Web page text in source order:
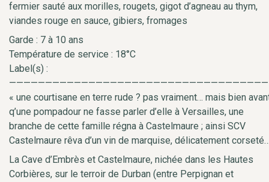
fermier sauté aux morilles, rougets, gigot d’agneau au thym,
viandes rouge en sauce, gibiers, fromages
Garde : 7 à 10 ans
Température de service : 18°C
Label(s) :
« une courtisane en terre rude ? pas vraiment… mais bien
q’une pompadour ne fasse parler d’elle à Versailles, une
branche de cette famille régna à Castelmaure ; ainsi SCV
Castelmaure rêva d’un vin de marquise, délicatement
La Cave d’Embrès et Castelmaure, nichée dans les Hautes
Corbières, sur le terroir de Durban (entre Perpignan et